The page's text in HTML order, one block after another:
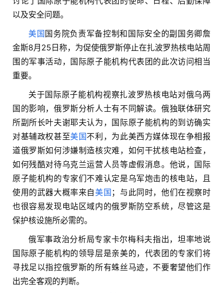
以及安全问题。
美国 国务院负责军备控制和国际安全的副国务卿詹
金斯8月25日称，为促使俄罗斯停止在扎波罗热核电站周
围的军事活动，国际原子能机构代表团的此次访问相当
重要。
关于国际原子能机构视察扎波罗热核电站对俄乌两
国的影响，俄罗斯分析人士有不同解读。俄独联体研究
所副所长叶夫谢耶夫认为，国际原子能机构的到访确实
对基辅政权甚至美国不利，为此美西方媒体现在争相报
道俄罗斯如何涉嫌制造核灾难，如何干扰核电站检查，
如何残酷对待乌克兰运营人员等虚假消息。他说，国际
原子能机构的专家们不难认定是乌军炮击的核电站，且
使用的武器大概率来自美国 ；与此同时，他们在视察时
也很容易发现电站区域内的俄罗斯防空系统，尽管这是
保护核设施所必需的。
俄军事政治分析局专家卡尔梅科夫指出，坦率地说
国际原子能机构的领导层是亲美的，代表团的专家们将
寻找足以指控俄罗斯的所有蛛丝马迹，不要奢望他们作
出完全客观的判断。